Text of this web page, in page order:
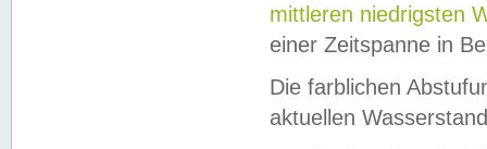
mittleren niedrigsten
einer Zeitspanne in
Die farblichen
aktuellen